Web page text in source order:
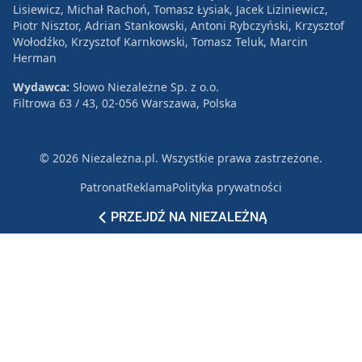
PRZEJDŹ NA NIEZALEŻNĄ
Lisiewicz, Michał Rachoń, Tomasz Łysiak, Jacek Liziniewicz,
Piotr Nisztor, Adrian Stankowski, Antoni Rybczyński, Krzysztof
Wołodźko, Krzysztof Karnkowski, Tomasz Teluk, Marcin
Herman
Wydawca: Słowo Niezależne Sp. z o.o.
Filtrowa 63 / 43, 02-056 Warszawa, Polska
© 2026 Niezależna.pl. Wszystkie prawa zastrzeżone.
PatronatReklamaPolityka prywatności